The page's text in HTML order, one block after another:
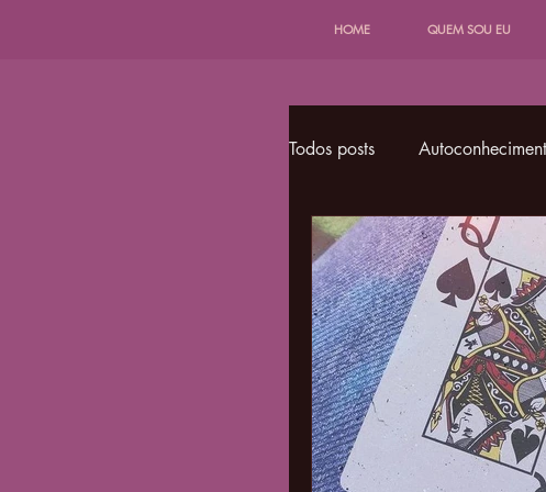
HOME QUEM SOU EU
Todos posts
Bruxaria Favelada
Espiritualidade Decolonial